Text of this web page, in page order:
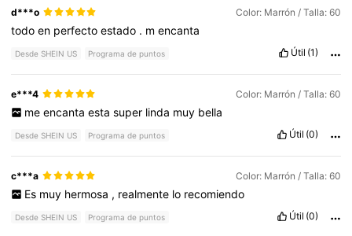
d***o Color: Marrón / Talla: 60
todoen perfectoestado . mencanta
Desde SHEIN US Programa de puntos Útil (1)
e***4 Color: Marrón / Talla: 60
me encanta esta super linda muy bella
Desde SHEIN US Programa de puntos Útil (0)
c***a Color: Marrón / Talla: 60
Es muy hermosa , realmente lo recomiendo
Desde SHEIN US Programa de puntos Útil (0)